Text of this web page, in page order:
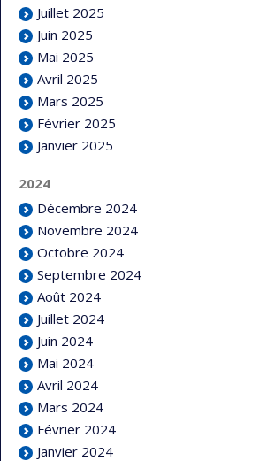
Juillet 2025
Juin 2025
Mai 2025
Avril 2025
Mars 2025
Février 2025
Janvier 2025
2024
Décembre 2024
Novembre 2024
Octobre 2024
Septembre 2024
Août 2024
Juillet 2024
Juin 2024
Mai 2024
Avril 2024
Mars 2024
Février 2024
Janvier 2024